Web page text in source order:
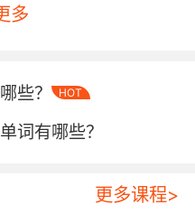
音的时候器官在口腔
的声音。
些由爆破音和摩擦音
全闭塞的，然后慢慢
多
些？ HOT
词有哪些？
更多课程>